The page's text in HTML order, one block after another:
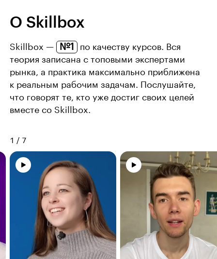
О Skillbox
Skillbox — №1
по качеству курсов. Вся
теория записана с топовыми экспертами
рынка, а практика максимально приближена
к реальным рабочим задачам. Послушайте,
что говорят те, кто уже достиг своих целей
вместе со Skillbox.
1 / 7